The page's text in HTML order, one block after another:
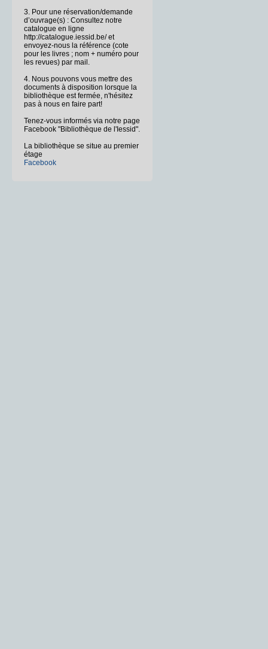
3. Pour une réservation/demande
d’ouvrage(s) : Consultez notre
catalogue en ligne
http://catalogue.iessid.be/ et
envoyez-nous la référence (cote
pour les livres ; nom + numéro pour
les revues) par mail.
4. Nous pouvons vous mettre des
documents à disposition lorsque la
bibliothèque est fermée, n'hésitez
pas à nous en faire part!
Tenez-vous informés via notre page
Facebook "Bibliothèque de l'Iessid".
La bibliothèque se situe au premier
étage
Facebook